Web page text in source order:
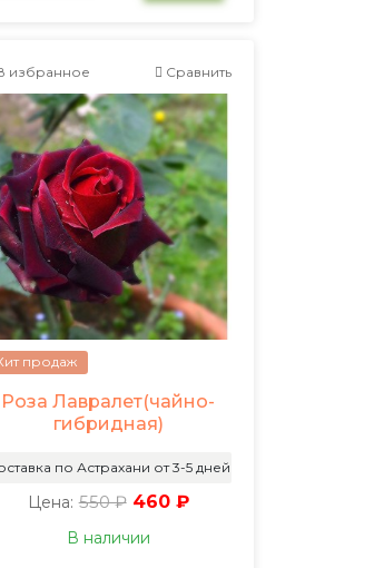
избранное Сравнить
продаж
Роза Лавралет(чайно-
гибридная)
по Астрахани от 3-5 дней
Цена: 550 ₽ 460 ₽
В наличии